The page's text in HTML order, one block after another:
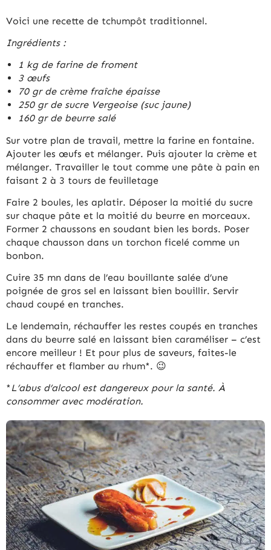
Voici une recette de tchumpôt traditionnel.
Ingrédients :
1 kg de farine de froment
3 œufs
70 gr de crème fraîche épaisse
250 gr de sucre Vergeoise (suc jaune)
160 gr de beurre salé
Sur votre plan de travail, mettre la farine en fontaine.
Ajouter les œufs et mélanger. Puis ajouter la crème et
mélanger. Travailler le tout comme une pâte à pain en
faisant 2 à 3 tours de feuilletage
Faire 2 boules, les aplatir. Déposer la moitié du sucre
sur chaque pâte et la moitié du beurre en morceaux.
Former 2 chaussons en soudant bien les bords. Poser
chaque chausson dans un torchon ficelé comme un
bonbon.
Cuire 35 mn dans de l’eau bouillante salée d’une
poignée de gros sel en laissant bien bouillir. Servir
chaud coupé en tranches.
Le lendemain, réchauffer les restes coupés en tranches
dans du beurre salé en laissant bien caraméliser – c’est
encore meilleur ! Et pour plus de saveurs, faites-le
réchauffer et flamber au rhum*. 😉
* L’abus d’alcool est dangereux pour la santé. À
consommer avec modération.